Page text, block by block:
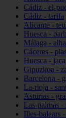
Cádiz - el-
Cádiz - tarifa
Alicante -
Huesca -
Málaga -
Cáceres -
Huesca - jaca
Gipuzkoa -
Barcelona -
La-rioja -
Asturias -
Las-palmas -
Illes-balears